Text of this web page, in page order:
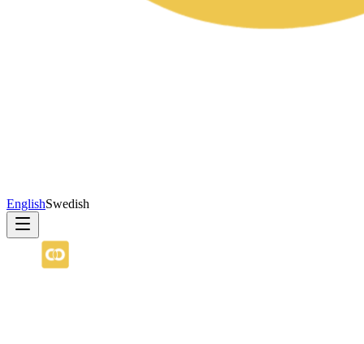
EnglishSwedish